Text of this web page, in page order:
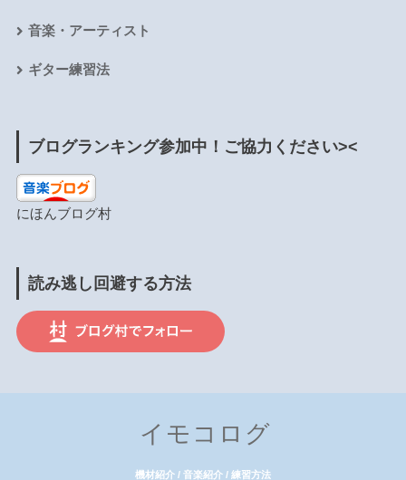
音楽・アーティスト
ギター練習法
ブログランキング参加中！ご協力ください><
にほんブログ村
読み逃し回避する方法
イモコログ
機材紹介 / 音楽紹介 / 練習方法